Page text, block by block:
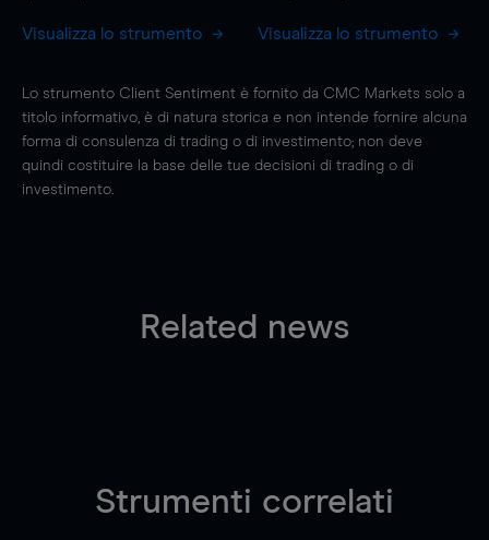
Visualizza lo strumento Visualizza lo strumento
Lo strumento Client Sentiment è fornito da CMC Markets solo a
titolo informativo, è di natura storica e non intende fornire alcuna
forma di consulenza di trading o di investimento; non deve
quindi costituire la base delle tue decisioni di trading o di
investimento.
Related news
Strumenti correlati